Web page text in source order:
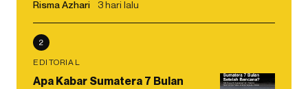
Risma Azhari 3 hari lalu
2
EDITORIAL
Apa Kabar Sumatera 7 Bulan